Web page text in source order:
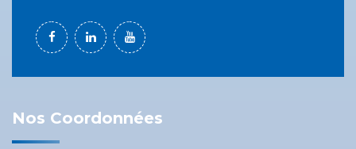
Nos Coordonnées